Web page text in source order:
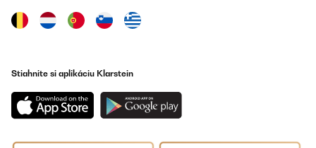
Stiahnite si aplikáciu Klarstein